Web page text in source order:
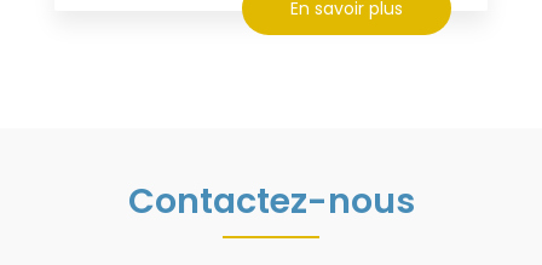
En savoir plus
Contactez-nous